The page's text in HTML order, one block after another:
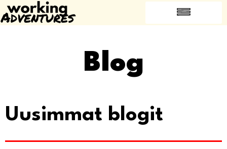
Blog
Uusimmat blogit